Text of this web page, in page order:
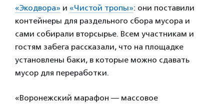
«Экодвора» и «Чистой тропы»: они поставили
контейнеры для раздельного сбора мусора и
сами собирали вторсырье. Всем участникам и
гостям забега рассказали, что на площадке
установлены баки, в которые можно сдавать
мусор для переработки.
«Воронежский марафон — массовое